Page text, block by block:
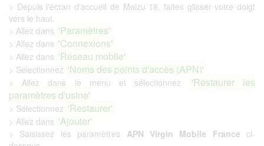
> Depuis l'écran d'accueil de Meizu 18, faites glisser votre doigt
vers le haut.
> Allez dans 'Paramètres'
> Allez dans 'Connexions'
> Allez dans 'Réseau mobile'
> Sélectionnez 'Noms des points d'accès (APN)'
> Allez dans le menu et sélectionnez
'Restaurer les
paramètres d'usine'
> Sélectionnez 'Restaurer'
> Allez dans 'Ajouter'
> Saisissez les paramètres APN Virgin Mobile France ci-